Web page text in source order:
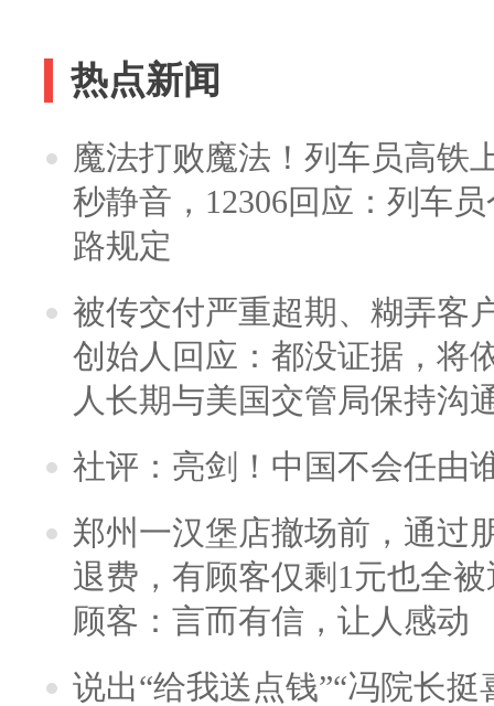
热点新闻
魔法打败魔法！列车员高铁
秒静音，12306回应：列车
路规定
被传交付严重超期、糊弄客
创始人回应：都没证据，将
人长期与美国交管局保持沟
社评：亮剑！中国不会任由
郑州一汉堡店撤场前，通过
退费，有顾客仅剩1元也全
顾客：言而有信，让人感动
说出“给我送点钱”“冯院长